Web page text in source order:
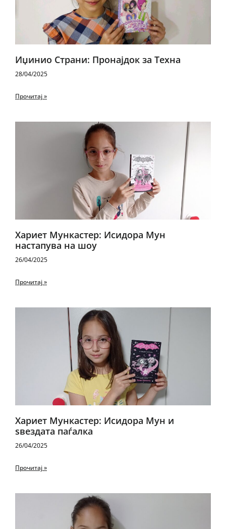
Иџинио Страни: Пронајдок за Техна
28/04/2025
Прочитај »
Хариет Мункастер: Исидора Мун
настапува на шоу
26/04/2025
Прочитај »
Хариет Мункастер: Исидора Мун и
ѕвездата паѓалка
26/04/2025
Прочитај »